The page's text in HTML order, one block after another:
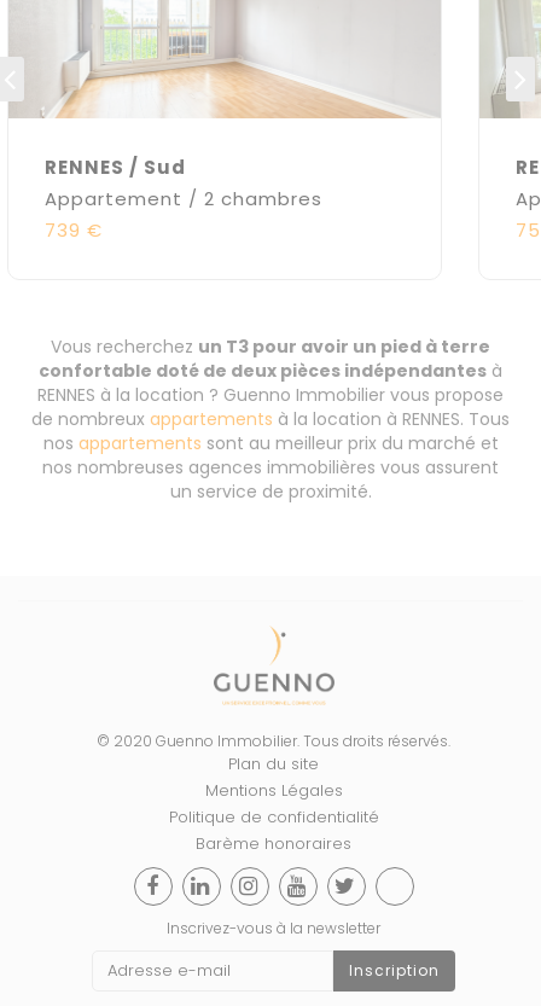
RENNES / Sud
Appartement / 2 chambres
739 €
Vous recherchez un T3 pour avoir un pied à terre
confortable doté de deux pièces indépendantes à
RENNES à la location ? Guenno Immobilier vous propose
de nombreux appartements à la location à RENNES. Tous
nos appartements sont au meilleur prix du marché et
nos nombreuses agences immobilières vous assurent
un service de proximité.
© 2020 Guenno Immobilier. Tous droits réservés.
Plan du site
Mentions Légales
Politique de confidentialité
Barème honoraires
Inscrivez-vous à la newsletter
Inscription